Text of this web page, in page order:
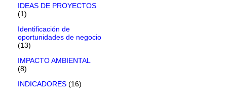
IDEAS DE PROYECTOS
(1)
Identificación de
oportunidades de negocio
(13)
IMPACTO AMBIENTAL
(8)
INDICADORES (16)